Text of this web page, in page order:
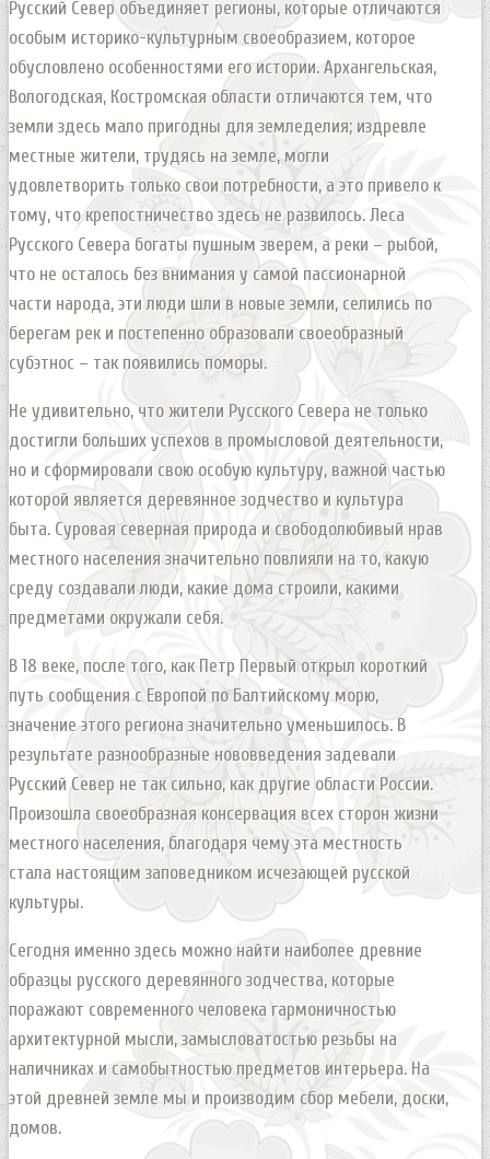
Русский Север объединяет регионы, которые отличаются
особым историко-культурным своеобразием, которое
обусловлено особенностями его истории. Архангельская,
Вологодская, Костромская области отличаются тем, что
земли здесь мало пригодны для земледелия; издревле
местные жители, трудясь на земле, могли
удовлетворить только свои потребности, а это привело к
тому, что крепостничество здесь не развилось. Леса
Русского Севера богаты пушным зверем, а реки – рыбой,
что не осталось без внимания у самой пассионарной
части народа, эти люди шли в новые земли, селились по
берегам рек и постепенно образовали своеобразный
субэтнос – так появились поморы.
Не удивительно, что жители Русского Севера не только
достигли больших успехов в промысловой деятельности,
но и сформировали свою особую культуру, важной частью
которой является деревянное зодчество и культура
быта. Суровая северная природа и свободолюбивый нрав
местного населения значительно повлияли на то, какую
среду создавали люди, какие дома строили, какими
предметами окружали себя.
В 18 веке, после того, как Петр Первый открыл короткий
путь сообщения с Европой по Балтийскому морю,
значение этого региона значительно уменьшилось. В
результате разнообразные нововведения задевали
Русский Север не так сильно, как другие области России.
Произошла своеобразная консервация всех сторон жизни
местного населения, благодаря чему эта местность
стала настоящим заповедником исчезающей русской
культуры.
Сегодня именно здесь можно найти наиболее древние
образцы русского деревянного зодчества, которые
поражают современного человека гармоничностью
архитектурной мысли, замысловатостью резьбы на
наличниках и самобытностью предметов интерьера. На
этой древней земле мы и производим сбор мебели, доски,
домов.